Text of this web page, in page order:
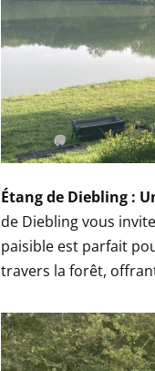
Étang de Diebling :
de Diebling vous
paisible est parfait
travers la forêt,